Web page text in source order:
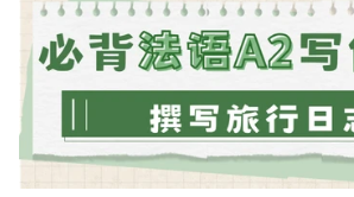
Financement
Rechercher une formation ou un
1 séance gratuite